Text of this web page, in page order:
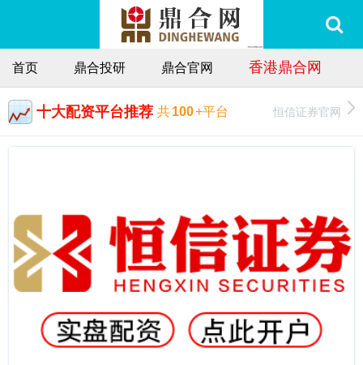
首页 鼎合投研 鼎合官网 香港鼎合网
十大配资平台推荐 共100+平台 恒信证券官网